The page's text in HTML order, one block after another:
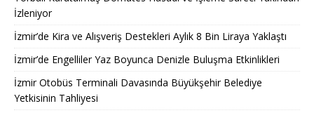
İzleniyor
İzmir’de Kira ve Alışveriş Destekleri Aylık 8 Bin Liraya Yaklaştı
İzmir’de Engelliler Yaz Boyunca Denizle Buluşma Etkinlikleri
İzmir Otobüs Terminali Davasında Büyükşehir Belediye
Yetkisinin Tahliyesi